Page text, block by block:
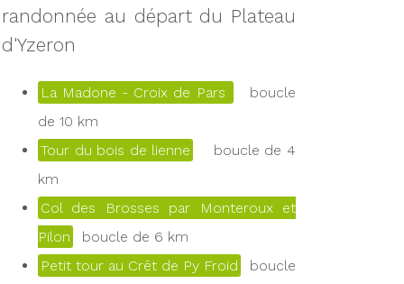
randonnée au départ du Plateau
d'Yzeron
La Madone - Croix de Pars
boucle
de 10 km
Tour du bois de lienne
boucle de 4
km
Col des Brosses par Monteroux et
Pilon
boucle de 6 km
Petit tour au Crêt de Py Froid
boucle